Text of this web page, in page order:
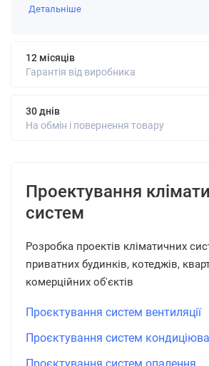
Детальніше
12 місяців
Гарантія від виробника
30 днів
На обмін і повернення товару
Проектування
систем
Розробка проектів кліматичних
приватних будинків, котеджів,
комерційних об'єктів
Проєктування систем вентиляції
Проєктування систем